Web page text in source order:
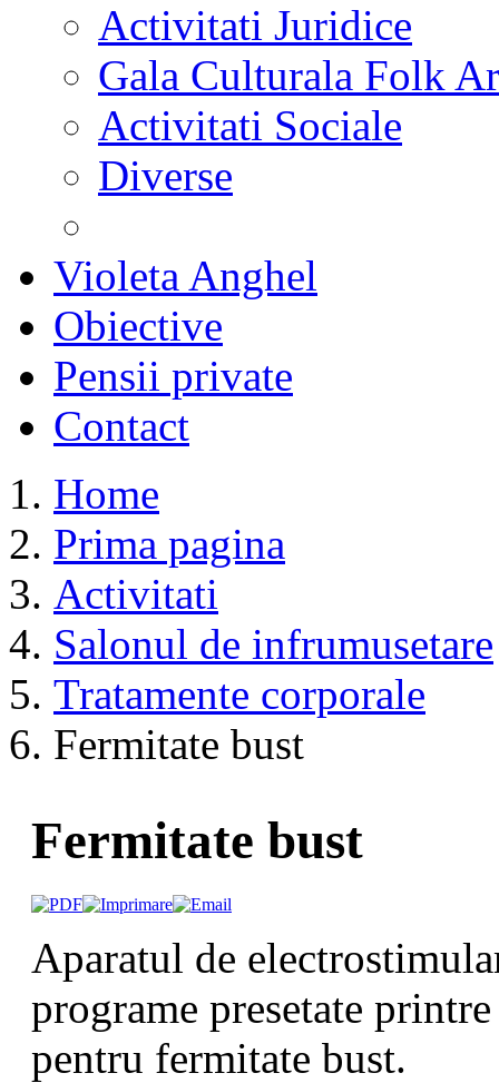
Activitati Juridice
Gala Culturala Folk
Activitati Sociale
Diverse
Violeta Anghel
Obiective
Pensii private
Contact
Home
Prima pagina
Activitati
Salonul de infrumusetare
Tratamente corporale
Fermitate bust
Fermitate bust
Aparatul de
programe presetate
pentru fermitate bust.